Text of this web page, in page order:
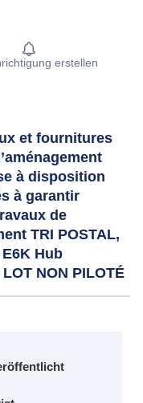
Portlet
erstellen
et fournitures
à disposition
à garantir
de
TRI POSTAL,
Hub
NON PILOTÉ